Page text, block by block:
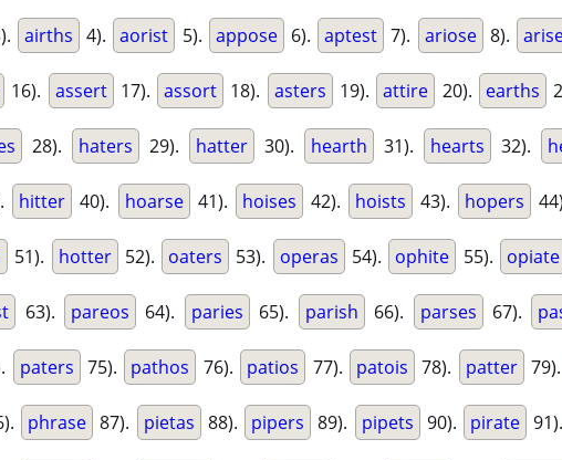
airths 4). aorist 5). appose 6). aptest 7). ariose 8).
16). assert 17). assort 18). asters 19). attire 20). earths
28). haters 29). hatter 30). hearth 31). hearts 32).
hitter 40). hoarse 41). hoises 42). hoists 43). hopers
51). hotter 52). oaters 53). operas 54). ophite 55). opiate
63). pareos 64). paries 65). parish 66). parses 67).
paters 75). pathos 76). patios 77). patois 78). patter 79).
phrase 87). pietas 88). pipers 89). pipets 90). pirate 91).